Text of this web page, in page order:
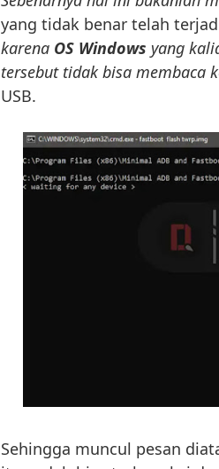
yang tidak benar telah
karena OS Windows yang
tersebut tidak bisa membaca
USB.
Sehingga muncul pesan